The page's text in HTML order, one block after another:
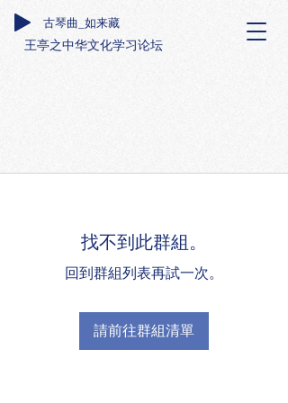
古琴曲_如来藏
王亭之中华文化学习论坛
找不到此群組。
回到群組列表再試一次。
請前往群組清單